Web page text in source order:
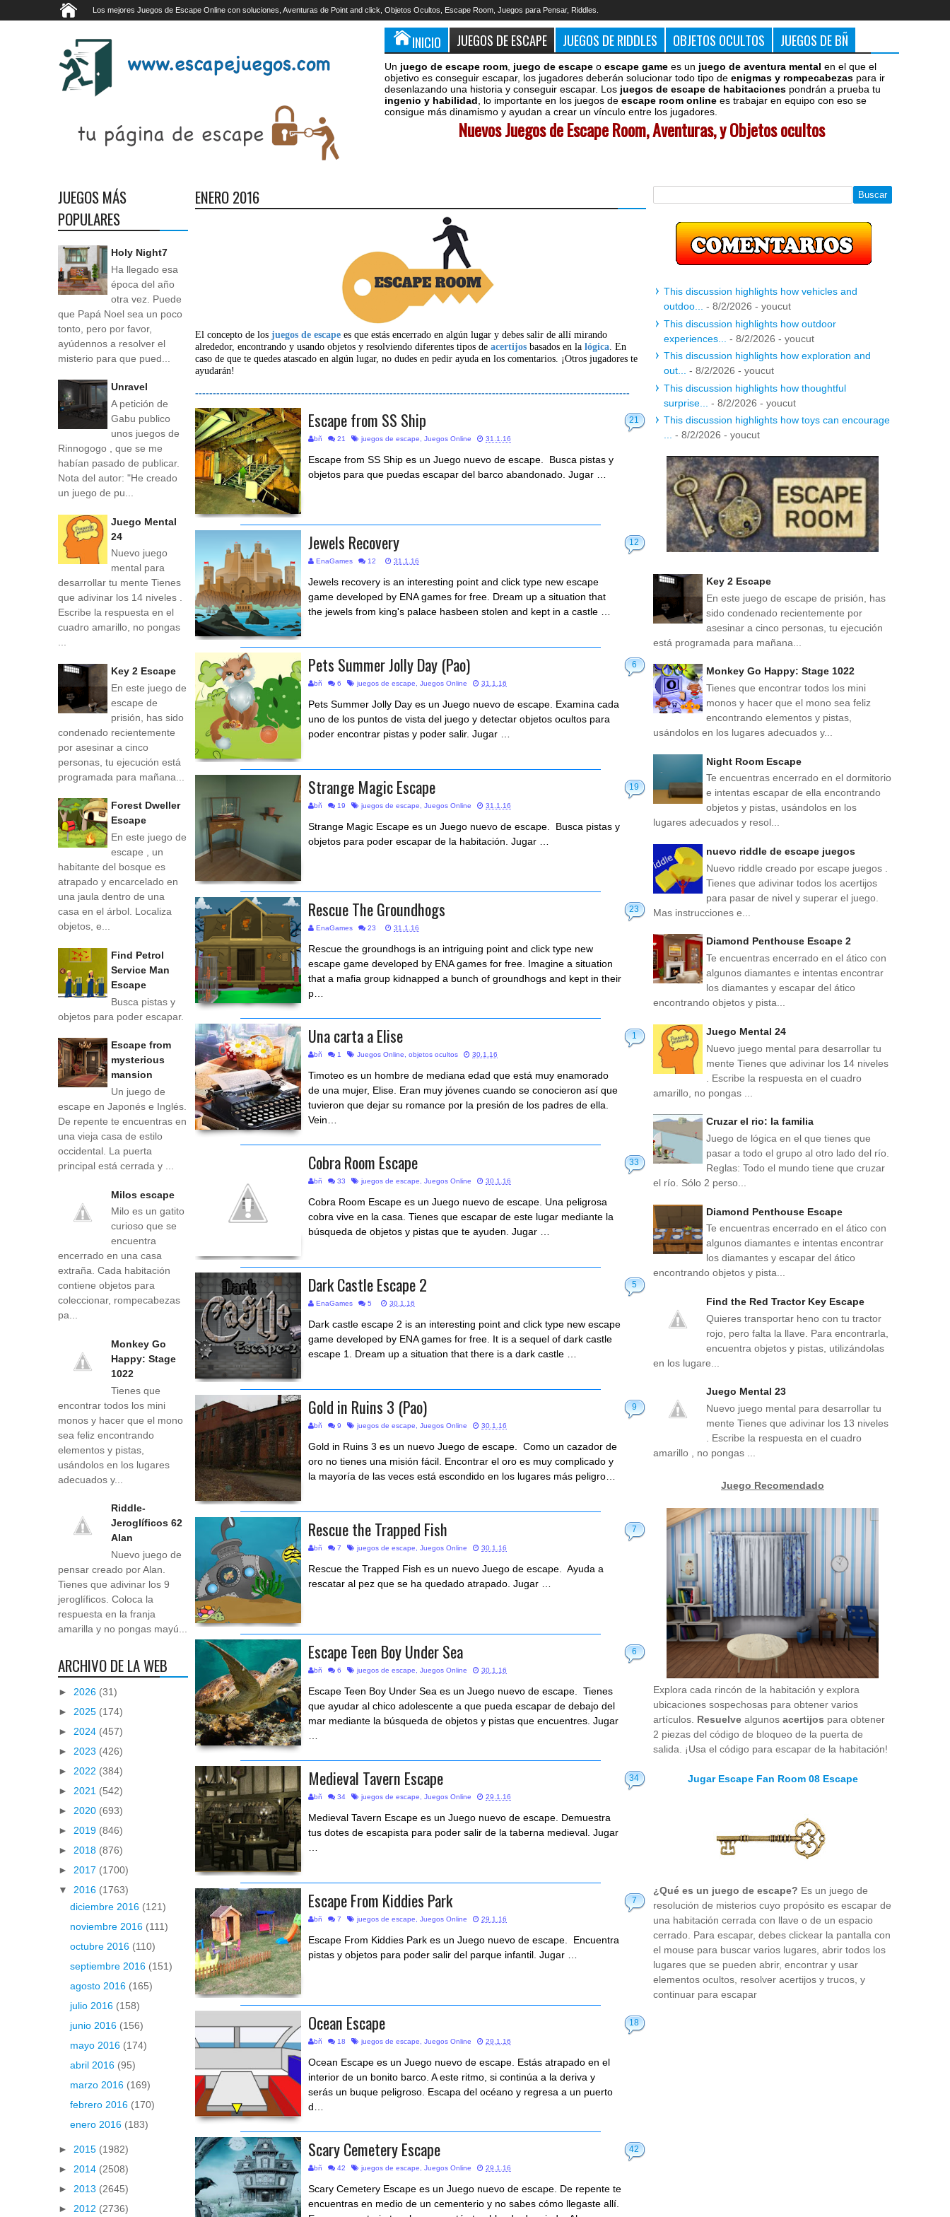
Los mejores Juegos de Escape Online con soluciones, Aventuras de Point and click, Objetos Ocultos, Escape Room, Juegos para Pensar, Riddles.
INICIO JUEGOS DE ESCAPE JUEGOS DE RIDDLES OBJETOS OCULTOS JUEGOS DE BÑ
Un juego de escape room juego de escape o escape game es un juego de aventura mental en el que el
objetivo es conseguir escapar, los jugadores deberán solucionar todo tipo de enigmas y rompecabezas para ir
desenlazando una historia y conseguir escapar. Los juegos de escape de habitaciones pondrán a prueba tu
ingenio y habilidad , lo importante en los juegos de escape room online es trabajar en equipo con eso se
consigue más dinamismo y ayudan a crear un vínculo entre los jugadores.
Nuevos Juegos de Escape Room, Aventuras, y Objetos ocultos
ENERO 2016
El concepto de losjuegos de escape es que estás encerrado en algún lugar y debes salir de allí mirando
alrededor, encontrando y usando objetos y resolviendo diferentes tipos deacertijos basados en lalógica. En
caso de que te quedes atascado en algún lugar, no dudes en pedir ayuda en los comentarios. ¡Otros jugadores te
ayudarán!
---------------------------------------------------------------------------------------------------------------------------
21
Escape from SS Ship
bñ 21 juegos de escape Juegos Online 31.1.16
Escape from SS Ship es un Juego nuevo de escape. Busca pistas y
objetos para que puedas escapar del barco abandonado. Jugar …
12
Jewels Recovery
EnaGames 12 31.1.16
Jewels recovery is an interesting point and click type new escape
game developed by ENA games for free. Dream up a situation that
the jewels from king's palace hasbeen stolen and kept in a castle …
6
Pets Summer Jolly Day (Pao)
bñ 6 juegos de escape Juegos Online 31.1.16
Pets Summer Jolly Day es un Juego nuevo de escape. Examina cada
uno de los puntos de vista del juego y detectar objetos ocultos para
poder encontrar pistas y poder salir. Jugar …
19
Strange Magic Escape
bñ 19 juegos de escape Juegos Online 31.1.16
Strange Magic Escape es un Juego nuevo de escape. Busca pistas y
objetos para poder escapar de la habitación. Jugar …
23
Rescue The Groundhogs
EnaGames 23 31.1.16
Rescue the groundhogs is an intriguing point and click type new
escape game developed by ENA games for free. Imagine a situation
that a mafia group kidnapped a bunch of groundhogs and kept in their
p…
1
Una carta a Elise
bñ 1 Juegos Online objetos ocultos 30.1.16
Timoteo es un hombre de mediana edad que está muy enamorado
de una mujer, Elise. Eran muy jóvenes cuando se conocieron así que
tuvieron que dejar su romance por la presión de los padres de ella.
Vein…
33
Cobra Room Escape
bñ 33 juegos de escape Juegos Online 30.1.16
Cobra Room Escape es un Juego nuevo de escape. Una peligrosa
cobra vive en la casa. Tienes que escapar de este lugar mediante la
búsqueda de objetos y pistas que te ayuden. Jugar …
5
Dark Castle Escape 2
EnaGames 5 30.1.16
Dark castle escape 2 is an interesting point and click type new escape
game developed by ENA games for free. It is a sequel of dark castle
escape 1. Dream up a situation that there is a dark castle …
9
Gold in Ruins 3 (Pao)
bñ 9 juegos de escape Juegos Online 30.1.16
Gold in Ruins 3 es un nuevo Juego de escape. Como un cazador de
oro no tienes una misión fácil. Encontrar el oro es muy complicado y
la mayoría de las veces está escondido en los lugares más peligro…
7
Rescue the Trapped Fish
bñ 7 juegos de escape Juegos Online 30.1.16
Rescue the Trapped Fish es un nuevo Juego de escape. Ayuda a
rescatar al pez que se ha quedado atrapado. Jugar …
6
Escape Teen Boy Under Sea
bñ 6 juegos de escape Juegos Online 30.1.16
Escape Teen Boy Under Sea es un Juego nuevo de escape. Tienes
que ayudar al chico adolescente a que pueda escapar de debajo del
mar mediante la búsqueda de objetos y pistas que encuentres. Jugar
34
Medieval Tavern Escape
bñ 34 juegos de escape Juegos Online 29.1.16
Medieval Tavern Escape es un Juego nuevo de escape. Demuestra
tus dotes de escapista para poder salir de la taberna medieval. Jugar
7
Escape From Kiddies Park
bñ 7 juegos de escape Juegos Online 29.1.16
Escape From Kiddies Park es un Juego nuevo de escape. Encuentra
pistas y objetos para poder salir del parque infantil. Jugar …
18
Ocean Escape
bñ 18 juegos de escape Juegos Online 29.1.16
Ocean Escape es un Juego nuevo de escape. Estás atrapado en el
interior de un bonito barco. A este ritmo, si continúa a la deriva y
serás un buque peligroso. Escapa del océano y regresa a un puerto
d…
42
Scary Cemetery Escape
bñ 42 juegos de escape Juegos Online 29.1.16
Scary Cemetery Escape es un Juego nuevo de escape. De repente te
encuentras en medio de un cementerio y no sabes cómo llegaste allí.
JUEGOS MÁS
POPULARES
Holy Night7
Ha llegado esa
época del año
otra vez. Puede
que Papá Noel sea un poco
tonto, pero por favor,
ayúdennos a resolver el
misterio para que pued...
Unravel
A petición de
Gabu publico
unos juegos de
Rinnogogo , que se me
habían pasado de publicar.
Nota del autor: "He creado
un juego de pu...
Juego Mental
24
Nuevo juego
mental para
desarrollar tu mente Tienes
que adivinar los 14 niveles .
Escribe la respuesta en el
cuadro amarillo, no pongas
...
Key 2 Escape
En este juego de
escape de
prisión, has sido
condenado recientemente
por asesinar a cinco
personas, tu ejecución está
programada para mañana...
Forest Dweller
Escape
En este juego de
escape , un
habitante del bosque es
atrapado y encarcelado en
una jaula dentro de una
casa en el árbol. Localiza
objetos, e...
Find Petrol
Service Man
Escape
Busca pistas y
objetos para poder escapar.
Escape from
mysterious
mansion
Un juego de
escape en Japonés e Inglés.
De repente te encuentras en
una vieja casa de estilo
occidental. La puerta
principal está cerrada y ...
Milos escape
Milo es un gatito
curioso que se
encuentra
encerrado en una casa
extraña. Cada habitación
contiene objetos para
coleccionar, rompecabezas
pa...
Monkey Go
Happy: Stage
1022
Tienes que
encontrar todos los mini
monos y hacer que el mono
sea feliz encontrando
elementos y pistas,
usándolos en los lugares
adecuados y...
Riddle-
Jeroglíficos 62
Alan
Nuevo juego de
pensar creado por Alan.
Tienes que adivinar los 9
jeroglíficos. Coloca la
respuesta en la franja
amarilla y no pongas mayú...
ARCHIVO DE LA WEB
► 2026 (31)
► 2025 (174)
► 2024 (457)
► 2023 (426)
► 2022 (384)
► 2021 (542)
► 2020 (693)
► 2019 (846)
► 2018 (876)
► 2017 (1700)
▼ 2016 (1763)
diciembre 2016 (121)
noviembre 2016 (111)
octubre 2016 (110)
septiembre 2016 (151)
agosto 2016 (165)
julio 2016 (158)
junio 2016 (156)
mayo 2016 (174)
abril 2016 (95)
marzo 2016 (169)
febrero 2016 (170)
enero 2016 (183)
► 2015 (1982)
► 2014 (2508)
► 2013 (2645)
► 2012 (2736)
This discussion highlights how vehicles and
outdoo...
- 8/2/2026 - youcut
This discussion highlights how outdoor
experiences...
- 8/2/2026 - youcut
This discussion highlights how exploration and
out...
- 8/2/2026 - youcut
This discussion highlights how thoughtful
surprise...
- 8/2/2026 - youcut
This discussion highlights how toys can encourage
- 8/2/2026 - youcut
Key 2 Escape
En este juego de escape de prisión, has
sido condenado recientemente por
asesinar a cinco personas, tu ejecución
está programada para mañana...
Monkey Go Happy: Stage 1022
Tienes que encontrar todos los mini
monos y hacer que el mono sea feliz
encontrando elementos y pistas,
usándolos en los lugares adecuados y...
Night Room Escape
Te encuentras encerrado en el dormitorio
e intentas escapar de ella encontrando
objetos y pistas, usándolos en los
lugares adecuados y resol...
nuevo riddle de escape juegos
Nuevo riddle creado por escape juegos .
Tienes que adivinar todos los acertijos
para pasar de nivel y superar el juego.
Mas instrucciones e...
Diamond Penthouse Escape 2
Te encuentras encerrado en el ático con
algunos diamantes e intentas encontrar
los diamantes y escapar del ático
encontrando objetos y pista...
Juego Mental 24
Nuevo juego mental para desarrollar tu
mente Tienes que adivinar los 14 niveles
. Escribe la respuesta en el cuadro
amarillo, no pongas ...
Cruzar el rio: la familia
Juego de lógica en el que tienes que
pasar a todo el grupo al otro lado del río.
Reglas: Todo el mundo tiene que cruzar
el río. Sólo 2 perso...
Diamond Penthouse Escape
Te encuentras encerrado en el ático con
algunos diamantes e intentas encontrar
los diamantes y escapar del ático
encontrando objetos y pista...
Find the Red Tractor Key Escape
Quieres transportar heno con tu tractor
rojo, pero falta la llave. Para encontrarla,
encuentra objetos y pistas, utilizándolas
en los lugare...
Juego Mental 23
Nuevo juego mental para desarrollar tu
mente Tienes que adivinar los 13 niveles
. Escribe la respuesta en el cuadro
amarillo , no pongas ...
Juego Recomendado
Explora cada rincón de la habitación y explora
ubicaciones sospechosas para obtener varios
artículos. Resuelve algunos acertijos para obtener
2 piezas del código de bloqueo de la puerta de
salida. ¡Usa el código para escapar de la habitación!
Jugar Escape Fan Room 08 Escape
¿Qué es un juego de escape? Es un juego de
resolución de misterios cuyo propósito es escapar de
una habitación cerrada con llave o de un espacio
cerrado. Para escapar, debes clickear la pantalla con
el mouse para buscar varios lugares, abrir todos los
lugares que se pueden abrir, encontrar y usar
elementos ocultos, resolver acertijos y trucos, y
continuar para escapar